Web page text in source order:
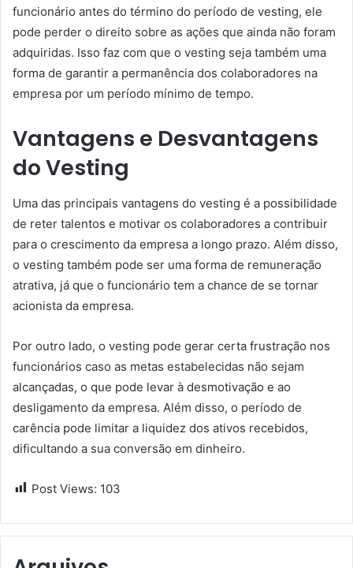
funcionário antes do término do período de vesting, ele
pode perder o direito sobre as ações que ainda não foram
adquiridas. Isso faz com que o vesting seja também uma
forma de garantir a permanência dos colaboradores na
empresa por um período mínimo de tempo.
Vantagens e Desvantagens
do Vesting
Uma das principais vantagens do vesting é a possibilidade
de reter talentos e motivar os colaboradores a contribuir
para o crescimento da empresa a longo prazo. Além disso,
o vesting também pode ser uma forma de remuneração
atrativa, já que o funcionário tem a chance de se tornar
acionista da empresa.
Por outro lado, o vesting pode gerar certa frustração nos
funcionários caso as metas estabelecidas não sejam
alcançadas, o que pode levar à desmotivação e ao
desligamento da empresa. Além disso, o período de
carência pode limitar a liquidez dos ativos recebidos,
dificultando a sua conversão em dinheiro.
Post Views: 103